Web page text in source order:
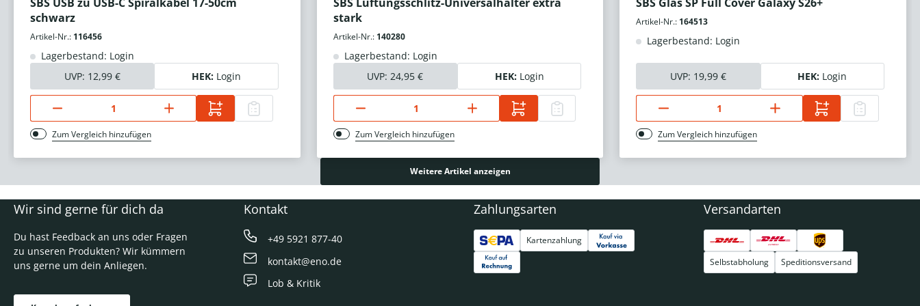
schwarz
Artikel-Nr.: 116456
Lagerbestand: Login
UVP: 12,99 € HEK: Login
Zum Vergleich hinzufügen
stark
Artikel-Nr.: 140280
Lagerbestand: Login
UVP:24,95 € HEK: Login
Zum Vergleich hinzufügen
Artikel-Nr.: 164513
Lagerbestand: Login
UVP: 19,99 € HEK: Login
Zum Vergleich hinzufügen
Weitere Artikel anzeigen
Wir sind gerne für dich da
Du hast Feedback an uns oder Fragen
zu unseren Produkten? Wir kümmern
uns gerne um dein Anliegen.
Kontakt
+49 5921 877-40
kontakt@eno.de
Lob & Kritik
Zahlungsarten
Kartenzahlung
Versandarten
Selbstabholung Speditionsversand